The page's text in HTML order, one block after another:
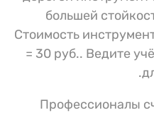
большей
Стоимость
= 30 руб.. Ведите
Профессионалы